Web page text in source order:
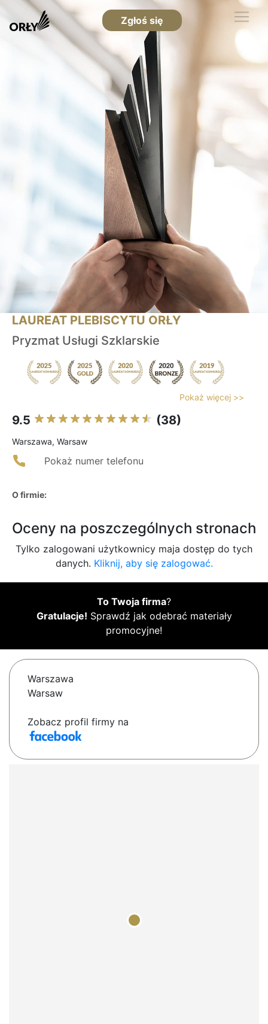
Zgłoś się
LAUREAT PLEBISCYTU ORŁY
Pryzmat Usługi Szklarskie
Pokaż więcej >>
9.5 (38)
Warszawa, Warsaw
Pokaż numer telefonu
O firmie:
Oceny na poszczególnych stronach
Tylko zalogowani użytkownicy maja dostęp do tych
danych. Kliknij, aby się zalogować.
To Twoja firma?
Gratulacje! Sprawdź jak odebrać materiały
promocyjne!
Warszawa
Warsaw
Zobacz profil firmy na